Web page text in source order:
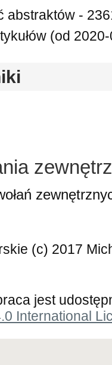
abstraktów -
(od
(c) 2017
jest
International